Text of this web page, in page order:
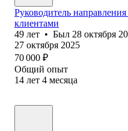
Руководитель
клиентами
49 лет • Был 28 октября
27 октября 2025
70 000 ₽
Общий опыт
14 лет 4 месяца